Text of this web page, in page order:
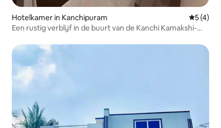
Hotelkamer in Kanchipuram
5 (4)
Een rustig verblijf in de buurt van de Kanchi Kamakshi-